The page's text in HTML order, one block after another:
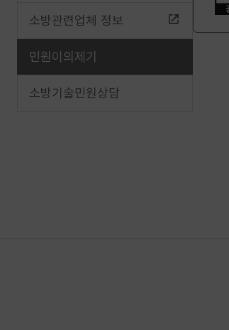
소방관련업체 정보
민원이의제기
소방기술민원상담